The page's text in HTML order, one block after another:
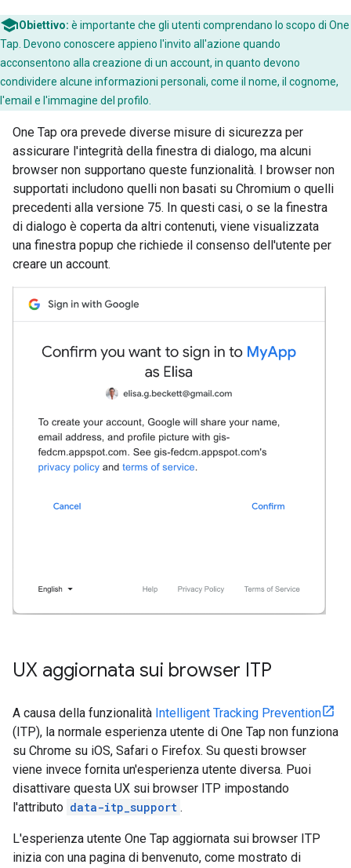
Obiettivo: è importante che gli utenti comprendano lo scopo di One
Tap. Devono conoscere appieno l'invito all'azione quando
acconsentono alla creazione di un account, in quanto devono
condividere alcune informazioni personali, come il nome, il cognome,
l'email e l'immagine del profilo.
One Tap ora prevede diverse misure di sicurezza per
assicurare l'integrità della finestra di dialogo, ma alcuni
browser non supportano queste funzionalità. I browser non
supportati includono quelli non basati su Chromium o quelli
precedenti alla versione 75. In questi casi, o se la finestra
di dialogo è coperta da altri contenuti, viene visualizzata
una finestra popup che richiede il consenso dell'utente per
creare un account.
UX aggiornata sui browser ITP
A causa della funzionalità Intelligent Tracking Prevention
(ITP), la normale esperienza utente di One Tap non funziona
su Chrome su iOS, Safari o Firefox. Su questi browser
viene invece fornita un'esperienza utente diversa. Puoi
disattivare questa UX sui browser ITP impostando
l'attributo data-itp_support .
L'esperienza utente One Tap aggiornata sui browser ITP
inizia con una pagina di benvenuto, come mostrato di